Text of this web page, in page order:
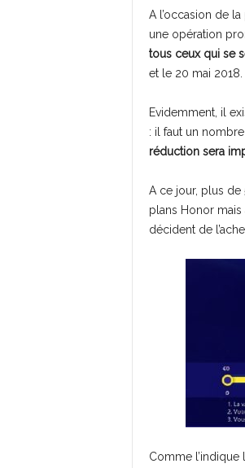
A l’occasion de
une opération
tous ceux qui se
et le 20 mai 2018.
Evidemment, il
: il faut un
réduction sera
A ce jour, plus
plans Honor
décident de
Comme l’indique